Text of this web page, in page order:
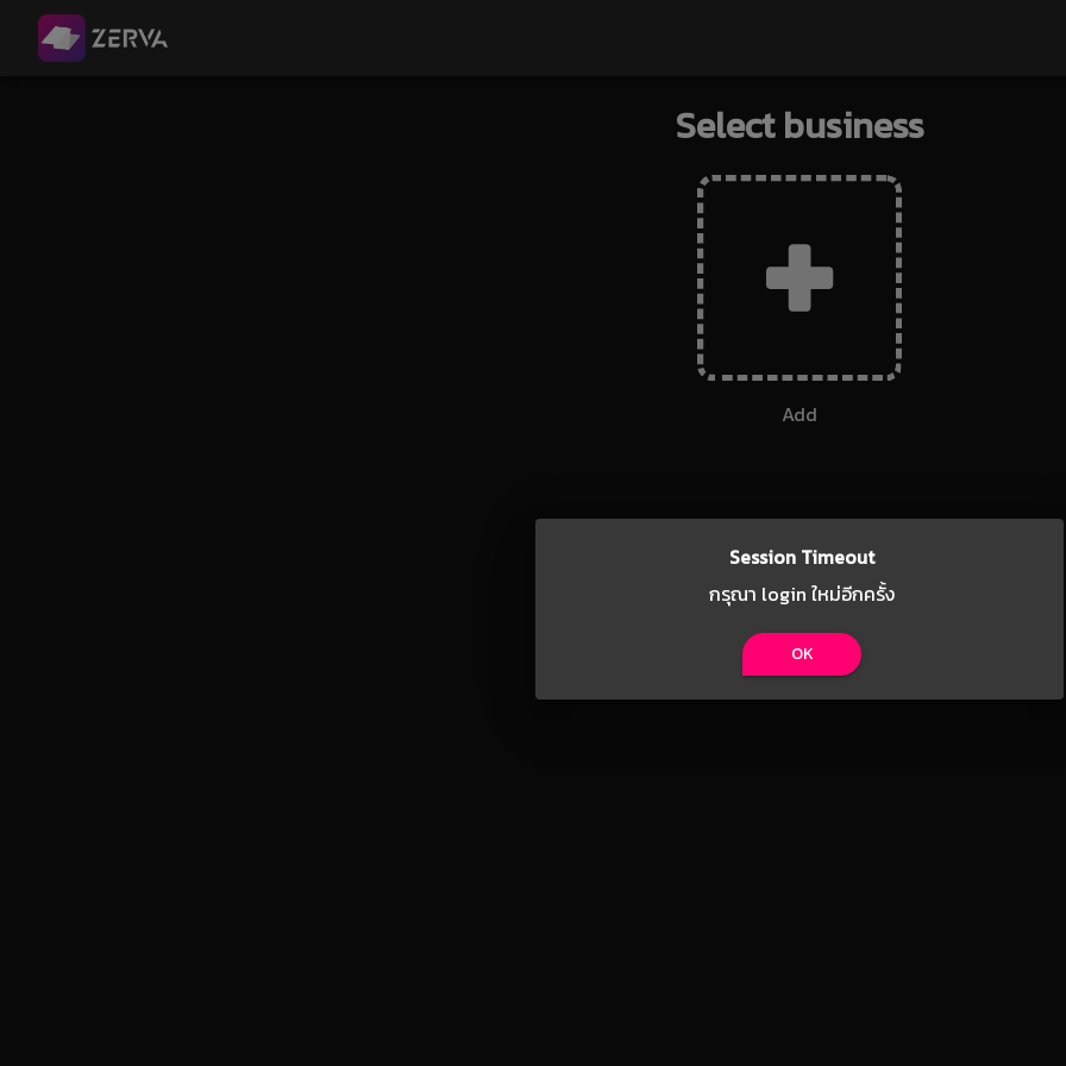
Select business
Add
Session Timeout
กรุณา login ใหม่อีกครั้ง
OK